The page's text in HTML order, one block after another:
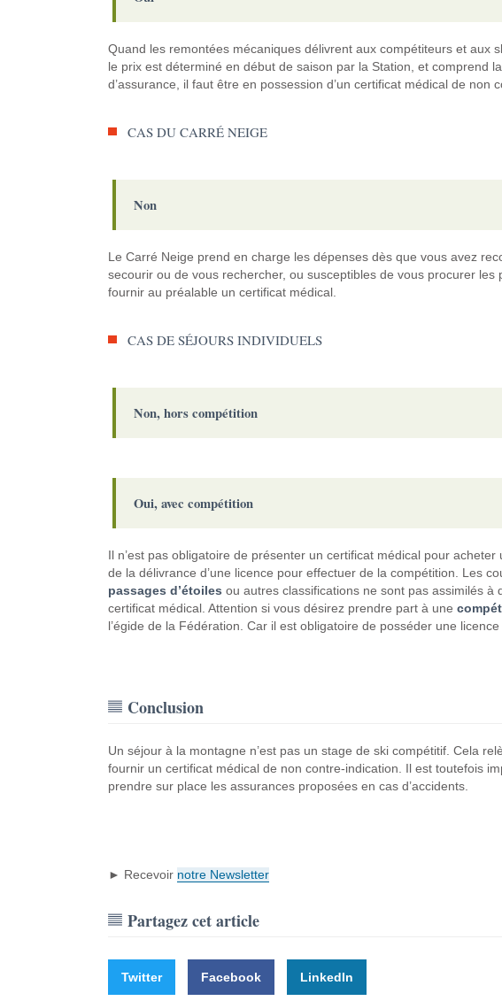
Quand les remontées mécaniques délivrent aux compétiteurs et aux
le prix est déterminé en début de saison par la Station, et comprend
d’assurance, il faut être en possession d’un certificat médical de non
CAS DU CARRÉ NEIGE
Non
Le Carré Neige prend en charge les dépenses dès que vous avez
secourir ou de vous rechercher, ou susceptibles de vous procurer les
fournir au préalable un certificat médical.
CAS DE SÉJOURS INDIVIDUELS
Non, hors compétition
Oui, avec compétition
Il n’est pas obligatoire de présenter un certificat médical pour
de la délivrance d’une licence pour effectuer de la compétition. Les
passages d’étoiles ou autres classifications ne sont pas assimilés à
certificat médical. Attention si vous désirez prendre part à une
l’égide de la Fédération. Car il est obligatoire de posséder une
Conclusion
Un séjour à la montagne n’est pas un stage de ski compétitif. Cela
fournir un certificat médical de non contre-indication. Il est toutefois
prendre sur place les assurances proposées en cas d’accidents.
► Recevoir notre Newsletter
Partagez cet article
Twitter Facebook LinkedIn